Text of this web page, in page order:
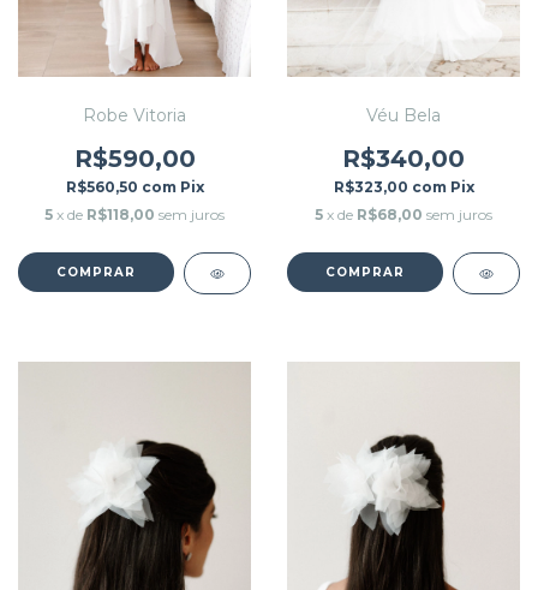
Robe Vitoria
R$590,00
R$560,50 com Pix
5 x de R$118,00 sem juros
COMPRAR
Véu Bela
R$340,00
R$323,00 com Pix
5 x de R$68,00 sem juros